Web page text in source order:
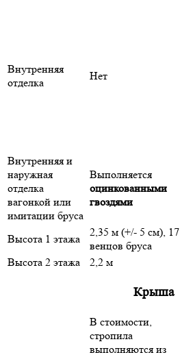
Внутренняя
отделка
Нет
Внутренняя и
наружная
отделка
вагонкой или
имитации бруса
Выполняется
оцинкованными
гвоздями
Высота 1 этажа
2,35 м (+/- 5 см), 17
венцов бруса
Высота 2 этажа
2,2 м
Крыша
В стоимости,
стропила
выполняются из